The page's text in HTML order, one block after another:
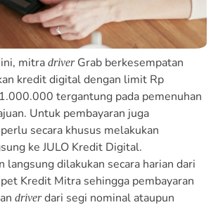
mitra driver Grab berkesempatan
kredit digital dengan limit Rp
tergantung pada pemenuhan
Untuk pembayaran juga
secara khusus melakukan
ke JULO Kredit Digital.
langsung dilakukan secara harian dari
Kredit Mitra sehingga pembayaran
driver dari segi nominal ataupun